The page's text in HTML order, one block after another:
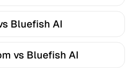
Bluefish AI
vs Bluefish AI